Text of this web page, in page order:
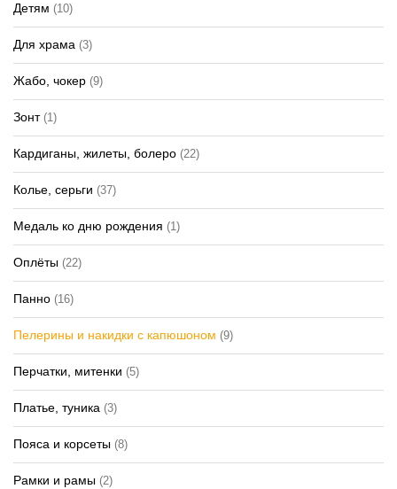
Детям (10)
Для храма (3)
Жабо, чокер (9)
Зонт(1)
Кардиганы, жилеты, болеро (22)
Колье, серьги (37)
Медаль ко дню рождения (1)
Оплёты (22)
Панно (16)
Пелерины и накидки с капюшоном (9)
Перчатки, митенки (5)
Платье, туника (3)
Пояса и корсеты (8)
Рамки и рамы (2)